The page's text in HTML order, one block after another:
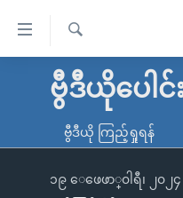
လွယ်ကူ
သည့်
မူလစာမျက်နှာ
ကမ္ဘာ့သတင်းများ
နိုင်ငံတကာ
ရှာဖွေ
ရ
ဗွီဒီယိုပေါင်
ဗွီဒီယို ကြည့်ရှုရန်
၁၉ ေဖေဖာ္၀ါရီ၊ ၂၀၂၄